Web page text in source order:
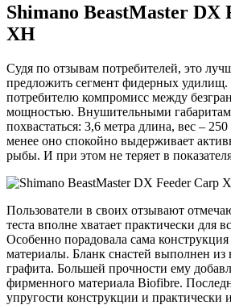
Shimano BeastMaster DX
XH
Судя по отзывам потребителей, это
предложить сегмент фидерных удилищ.
потребителю компромисс между
мощностью. Внушительными
похвастаться: 3,6 метра длина, вес –
менее оно спокойно выдерживает
рыбы. И при этом не теряет в
Пользователи в своих отзывают
теста вполне хватает практически для
Особенно порадовала сама
материалы. Бланк снастей выполнен из
графита. Большей прочности ему
фирменного материала Biofibre.
упругости конструкции и практически